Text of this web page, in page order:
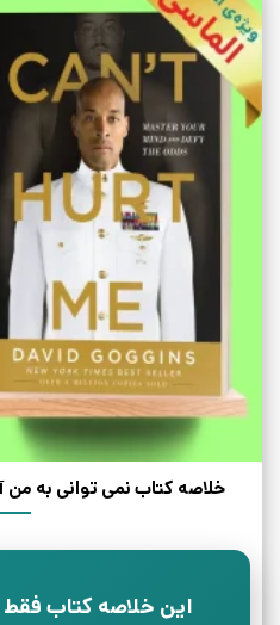
خلاصه کتاب نمی توانی به من
این خلاصه کتاب فقط